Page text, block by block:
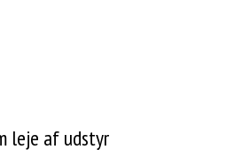
leje af udstyr